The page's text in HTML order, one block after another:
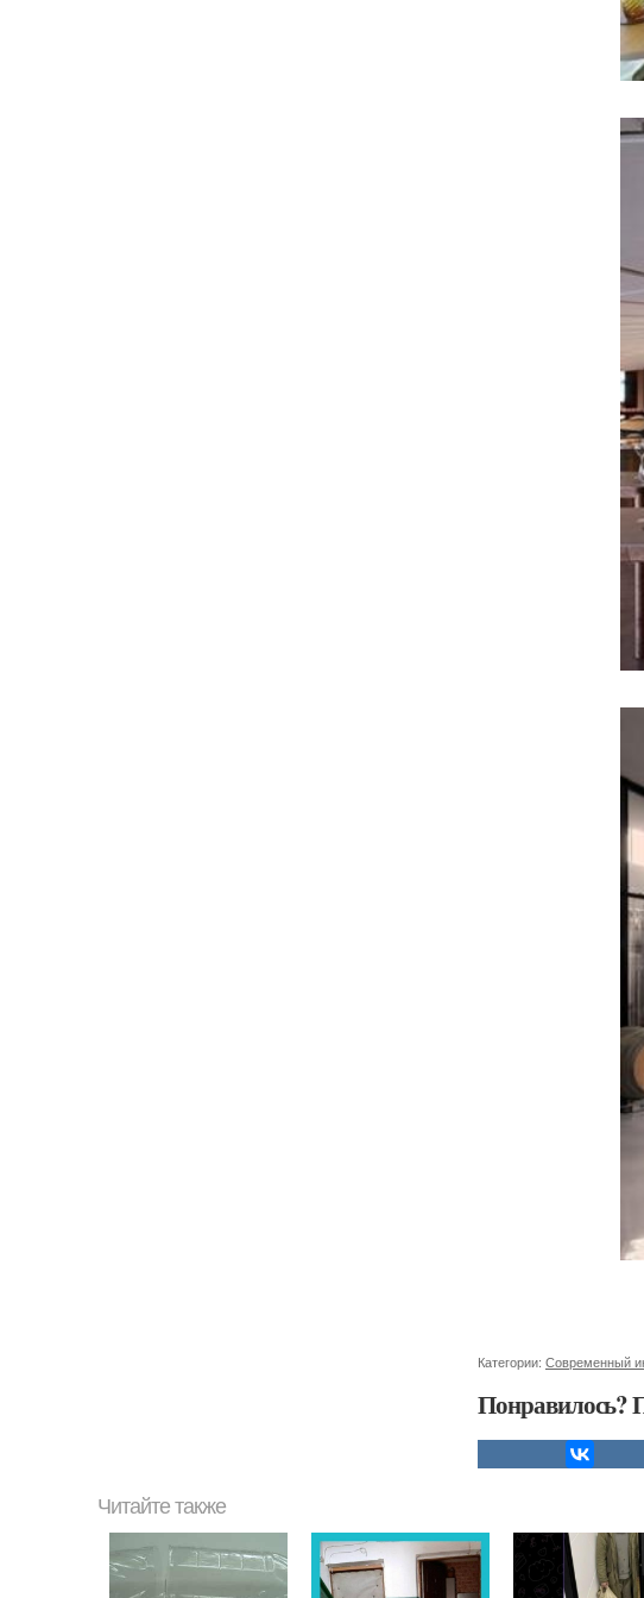
Категории: Современный
Понравилось?
Читайте также